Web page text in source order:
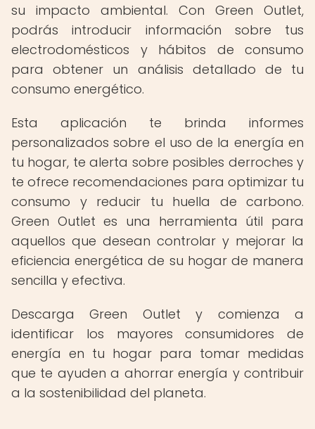
su impacto ambiental. Con Green Outlet,
podrás introducir información sobre tus
electrodomésticos y hábitos de consumo
para obtener un análisis detallado de tu
consumo energético.
Esta aplicación te brinda informes
personalizados sobre el uso de la energía en
tu hogar, te alerta sobre posibles derroches y
te ofrece recomendaciones para optimizar tu
consumo y reducir tu huella de carbono.
Green Outlet es una herramienta útil para
aquellos que desean controlar y mejorar la
eficiencia energética de su hogar de manera
sencilla y efectiva.
Descarga Green Outlet y comienza a
identificar los mayores consumidores de
energía en tu hogar para tomar medidas
que te ayuden a ahorrar energía y contribuir
a la sostenibilidad del planeta.